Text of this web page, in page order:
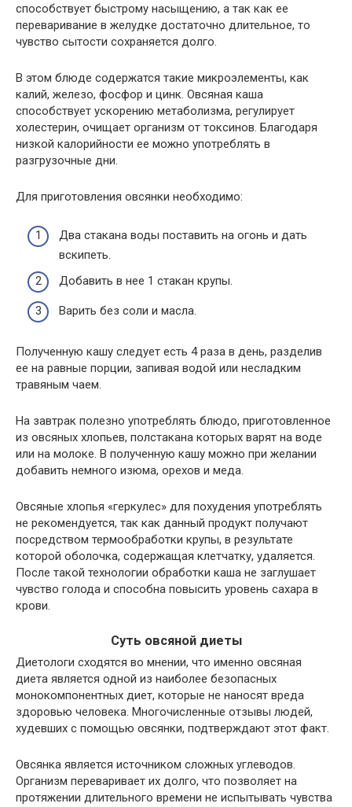
способствует быстрому насыщению, а так как ее
переваривание в желудке достаточно длительное, то
чувство сытости сохраняется долго.
В этом блюде содержатся такие микроэлементы, как
калий, железо, фосфор и цинк. Овсяная каша
способствует ускорению метаболизма, регулирует
холестерин, очищает организм от токсинов. Благодаря
низкой калорийности ее можно употреблять в
разгрузочные дни.
Для приготовления овсянки необходимо:
Два стакана воды поставить на огонь и дать
вскипеть.
Добавить в нее 1 стакан крупы.
Варить без соли и масла.
Полученную кашу следует есть 4 раза в день, разделив
ее на равные порции, запивая водой или несладким
травяным чаем.
На завтрак полезно употреблять блюдо, приготовленное
из овсяных хлопьев, полстакана которых варят на воде
или на молоке. В полученную кашу можно при желании
добавить немного изюма, орехов и меда.
Овсяные хлопья «геркулес» для похудения употреблять
не рекомендуется, так как данный продукт получают
посредством термообработки крупы, в результате
которой оболочка, содержащая клетчатку, удаляется.
После такой технологии обработки каша не заглушает
чувство голода и способна повысить уровень сахара в
крови.
Суть овсяной диеты
Диетологи сходятся во мнении, что именно овсяная
диета является одной из наиболее безопасных
монокомпонентных диет, которые не наносят вреда
здоровью человека. Многочисленные отзывы людей,
худевших с помощью овсянки, подтверждают этот факт.
Овсянка является источником сложных углеводов.
Организм переваривает их долго, что позволяет на
протяжении длительного времени не испытывать чувства